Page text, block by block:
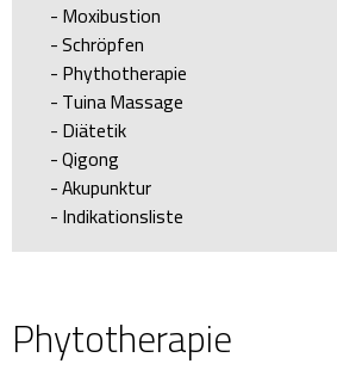
Moxibustion
Schröpfen
Phythotherapie
Tuina Massage
Diätetik
Qigong
Akupunktur
Indikationsliste
Phytotherapie